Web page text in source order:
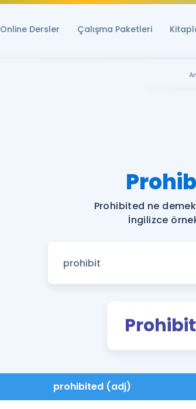
Online Dersler Çalışma Paketleri
Prohibited ne
İngilizce
prohibited (adj)